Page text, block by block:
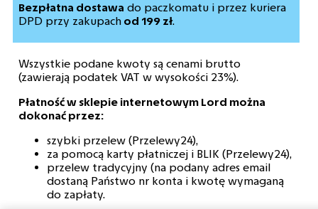
Bezpłatna dostawa do paczkomatu i przez kuriera
DPD przy zakupachod 199 zł.
Wszystkie podane kwoty są cenami brutto
(zawierają podatek VAT w wysokości 23%).
Płatność w sklepie internetowym Lord można
dokonać przez:
szybki przelew (Przelewy24),
za pomocą karty płatniczej i BLIK (Przelewy24),
przelew tradycyjny (na podany adres email
dostaną Państwo nr konta i kwotę wymaganą
do zapłaty.